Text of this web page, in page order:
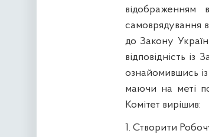
відображенням
самоврядування
до Закону
відповідність
ознайомившись
маючи на меті
Комітет вирішив:
1. Створити